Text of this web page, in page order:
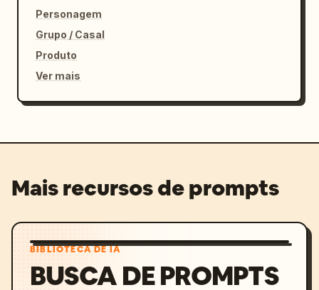
Personagem
Grupo / Casal
Produto
Ver mais
Mais recursos de prompts
BIBLIOTECA DE IA
BUSCA DE PROMPTS